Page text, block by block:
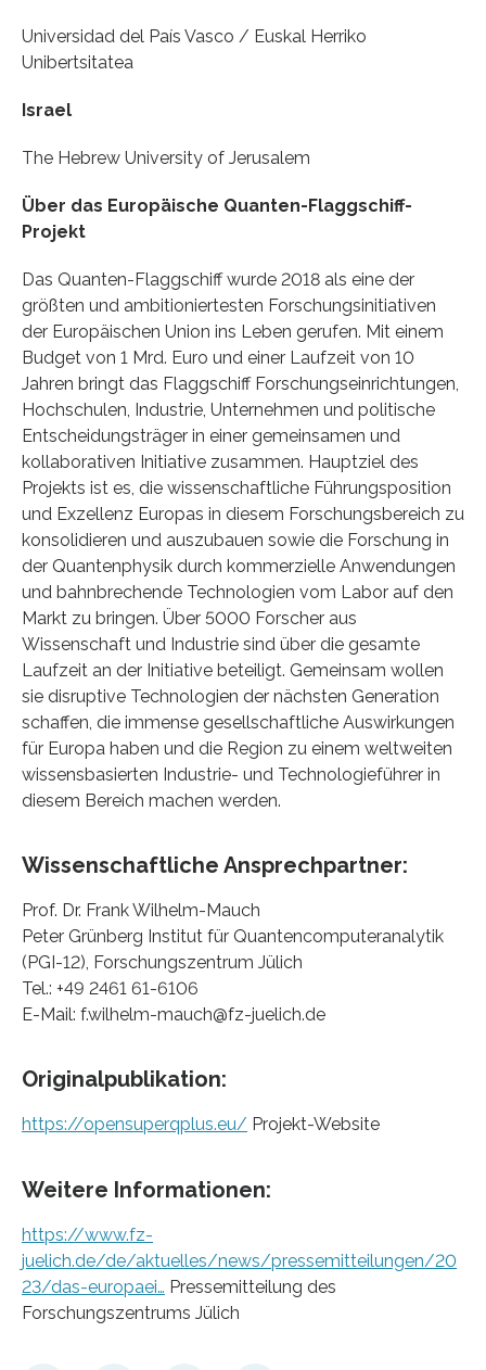
Universidad del País Vasco / Euskal Herriko
Unibertsitatea
Israel
The Hebrew University of Jerusalem
Über das Europäische Quanten-Flaggschiff-
Projekt
Das Quanten-Flaggschiff wurde 2018 als eine der
größten und ambitioniertesten Forschungsinitiativen
der Europäischen Union ins Leben gerufen. Mit einem
Budget von 1 Mrd. Euro und einer Laufzeit von 10
Jahren bringt das Flaggschiff Forschungseinrichtungen,
Hochschulen, Industrie, Unternehmen und politische
Entscheidungsträger in einer gemeinsamen und
kollaborativen Initiative zusammen. Hauptziel des
Projekts ist es, die wissenschaftliche Führungsposition
und Exzellenz Europas in diesem Forschungsbereich zu
konsolidieren und auszubauen sowie die Forschung in
der Quantenphysik durch kommerzielle Anwendungen
und bahnbrechende Technologien vom Labor auf den
Markt zu bringen. Über 5000 Forscher aus
Wissenschaft und Industrie sind über die gesamte
Laufzeit an der Initiative beteiligt. Gemeinsam wollen
sie disruptive Technologien der nächsten Generation
schaffen, die immense gesellschaftliche Auswirkungen
für Europa haben und die Region zu einem weltweiten
wissensbasierten Industrie- und Technologieführer in
diesem Bereich machen werden.
Wissenschaftliche Ansprechpartner:
Prof. Dr. Frank Wilhelm-Mauch
Peter Grünberg Institut für Quantencomputeranalytik
(PGI-12), Forschungszentrum Jülich
Tel.: +49 2461 61-6106
E-Mail: f.wilhelm-mauch@fz-juelich.de
Originalpublikation:
https://opensuperqplus.eu/ Projekt-Website
Weitere Informationen:
https://www.fz-
juelich.de/de/aktuelles/news/pressemitteilungen/20
23/das-europaei… Pressemitteilung des
Forschungszentrums Jülich